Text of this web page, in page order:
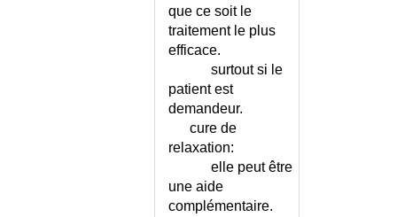
CANCER DES CAVITES NASO-
CANCER DES ORGANES
CANCER DES URETERES
CANCER DES VOIES BILIAIRES
CANCER DU COL DE L'UTERUS
CANCER DU CORPS DE
que ce soit le
traitement le plus
efficace.
surtout si le
patient est
demandeur.
cure de
relaxation:
elle peut être
une aide
complémentaire.